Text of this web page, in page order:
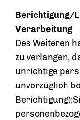
Berichtigung/
Verarbeitung
Des Weiteren
zu verlangen,
unrichtige
unverzüglich